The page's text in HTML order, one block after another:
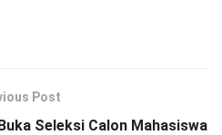
Post
Seleksi Calon Mahasiswa